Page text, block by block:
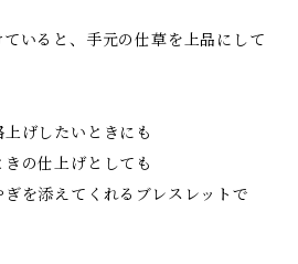
いると、手元の仕草を上品にして
げしたいときにも
の仕上げとしても
を添えてくれるブレスレットで